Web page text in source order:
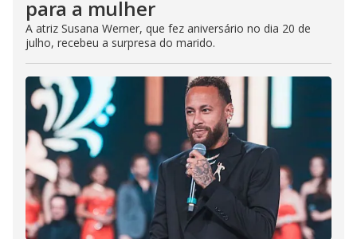
para a mulher
A atriz Susana Werner, que fez aniversário no dia 20 de
julho, recebeu a surpresa do marido.